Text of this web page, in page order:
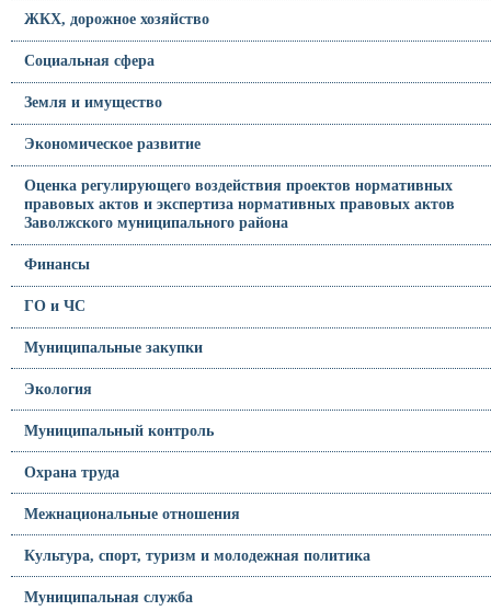
ЖКХ, дорожное хозяйство
Социальная сфера
Земля и имущество
Экономическое развитие
Оценка регулирующего воздействия проектов нормативных
правовых актов и экспертиза нормативных правовых актов
Заволжского муниципального района
Финансы
ГО и ЧС
Муниципальные закупки
Экология
Муниципальный контроль
Охрана труда
Межнациональные отношения
Культура, спорт, туризм и молодежная политика
Муниципальная служба